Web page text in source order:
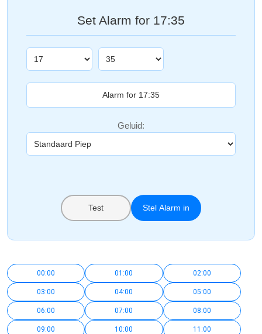
Set Alarm for 17:35
Geluid:
Test Stel Alarm in
00:00 01:00 02:00
03:00 04:00 05:00
06:00 07:00 08:00
09:00 10:00 11:00